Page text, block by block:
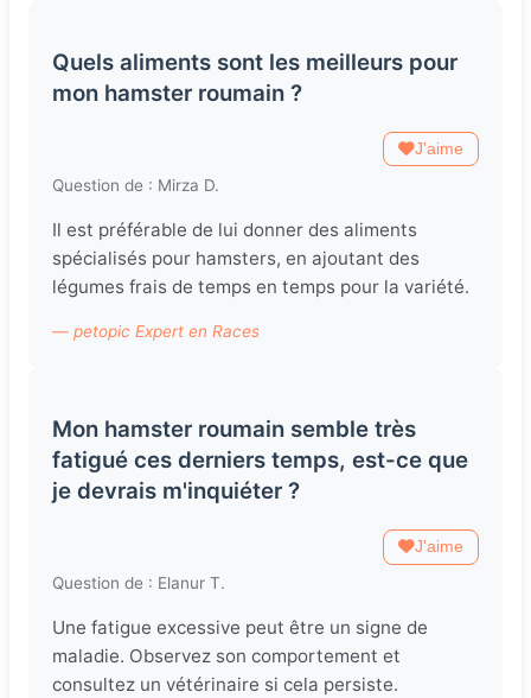
Quels aliments sont les meilleurs pour
mon hamster roumain ?
J'aime
Question de : Mirza D.
Il est préférable de lui donner des aliments
spécialisés pour hamsters, en ajoutant des
légumes frais de temps en temps pour la variété.
— petopic Expert en Races
Mon hamster roumain semble très
fatigué ces derniers temps, est-ce que
je devrais m'inquiéter ?
J'aime
Question de : Elanur T.
Une fatigue excessive peut être un signe de
maladie. Observez son comportement et
consultez un vétérinaire si cela persiste.